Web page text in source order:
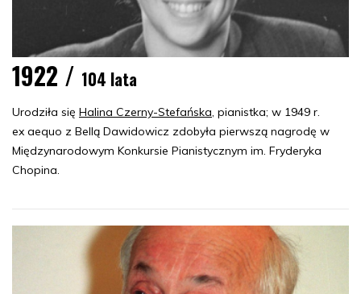
1922 / 104 lata
Urodziła się Halina Czerny-Stefańska, pianistka; w 1949 r.
ex aequo z Bellą Dawidowicz zdobyła pierwszą nagrodę w
Międzynarodowym Konkursie Pianistycznym im. Fryderyka
Chopina.